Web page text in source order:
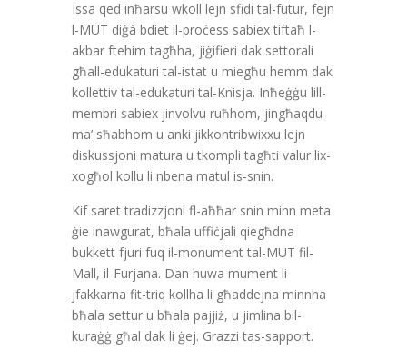
Issa qed inħarsu wkoll lejn sfidi tal-futur, fejn
l-MUT diġà bdiet il-proċess sabiex tiftaħ l-
akbar ftehim tagħha, jiġifieri dak settorali
għall-edukaturi tal-istat u miegħu hemm dak
kollettiv tal-edukaturi tal-Knisja. Inħeġġu lill-
membri sabiex jinvolvu ruħhom, jingħaqdu
ma’ sħabhom u anki jikkontribwixxu lejn
diskussjoni matura u tkompli tagħti valur lix-
xogħol kollu li nbena matul is-snin.
Kif saret tradizzjoni fl-aħħar snin minn meta
ġie inawgurat, bħala uffiċjali qiegħdna
bukkett fjuri fuq il-monument tal-MUT fil-
Mall, il-Furjana. Dan huwa mument li
jfakkarna fit-triq kollha li għaddejna minnha
bħala settur u bħala pajjiż, u jimlina bil-
kuraġġ għal dak li ġej. Grazzi tas-sapport.